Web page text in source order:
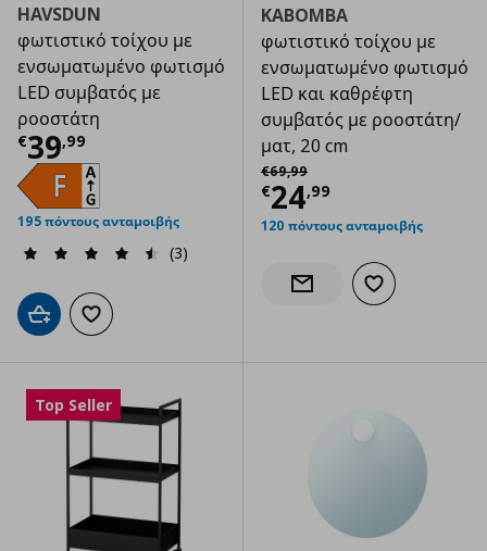
HAVSDUN
φωτιστικό τοίχου με
ενσωματωμένο φωτισμό
LED συμβατός με
ροοστάτη
€39,99
Τρέχουσα τιμή € 39,99
195 πόντους ανταμοιβής
(3)
Προσθήκη στο καλάθι
Προσθήκη στα αγαπημένα
KABOMBA
φωτιστικό τοίχου με
ενσωματωμένο φωτισμό
LED και καθρέφτη
συμβατός με ροοστάτη/
ματ, 20 cm
€69,99
Αρχική τιμή
€24,99
Τρέχουσα
120 πόντους ανταμοιβής
Ενημέρωση διαθεσιμότητας
Προσθήκη στα
Top Seller